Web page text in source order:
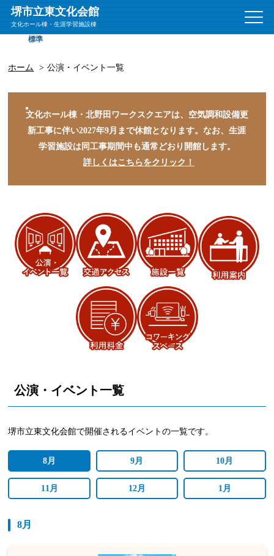
堺市立東文化会館
文化ホール棟・生涯学習施設棟
標準
ホーム 公演・イベント一覧
文化ホール棟・北野田ワークスクエアは、空気調和設備更
新工事に伴い2027年9月まで休館となります。 なお、生涯
学習施設は同工事期間中も通常どおり開館します。
詳しくはこちらをクリック！
公演・イベント一覧
堺市立東文化会館で開催されるイベントの一覧です。
8月 9月 10月
11月 12月 1月
8月